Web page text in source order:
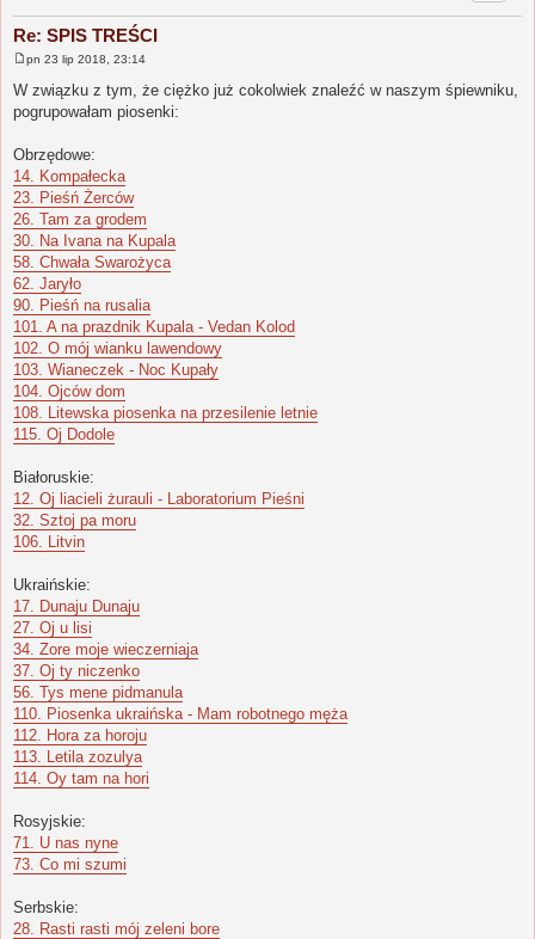
Re: SPIS TREŚCI
P
o
t
pn 23 lip 2018, 23:14
W związku z tym, że ciężko już cokolwiek znaleźć w naszym śpiewniku,
pogrupowałam piosenki:
Obrzędowe:
14. Kompałecka
23. Pieśń Żerców
26. Tam za grodem
30. Na Ivana na Kupala
58. Chwała Swarożyca
62. Jaryło
90. Pieśń na rusalia
101. A na prazdnik Kupala - Vedan Kolod
102. O mój wianku lawendowy
103. Wianeczek - Noc Kupały
104. Ojców dom
108. Litewska piosenka na przesilenie letnie
115. Oj Dodole
Białoruskie:
12. Oj liacieli żurauli - Laboratorium Pieśni
32. Sztoj pa moru
106. Litvin
Ukraińskie:
17. Dunaju Dunaju
27. Oj u lisi
34. Zore moje wieczerniaja
37. Oj ty niczenko
56. Tys mene pidmanula
110. Piosenka ukraińska - Mam robotnego męża
112. Hora za horoju
113. Letila zozulya
114. Oy tam na hori
Rosyjskie:
71. U nas nyne
73. Co mi szumi
Serbskie:
28. Rasti rasti mój zeleni bore